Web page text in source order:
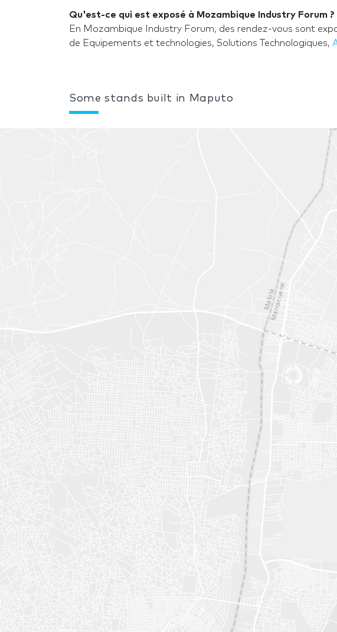
Qu'est-ce qui est exposé à Mozambique Industry Forum ?
En Mozambique Industry Forum, des rendez-vous sont
de Equipements et technologies, Solutions Technologiques,
Some stands built in Maputo